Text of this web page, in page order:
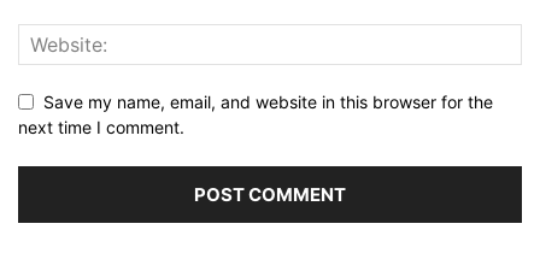
Save my name, email, and website in this browser for the
next time I comment.